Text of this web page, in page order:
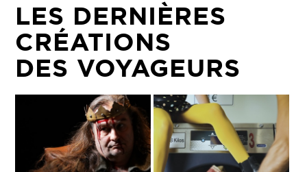
LES DERNIÈRES
CRÉATIONS
DES VOYAGEURS